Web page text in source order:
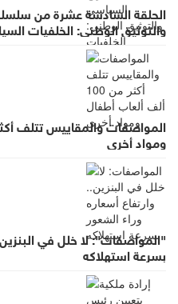
الحلقة السادسة عشرة من
والتوثيق الوطني: الخلفيات
في عهد الملك الحسين بن طلال (١٩٥٣- ١٩٩٩)"
ومواد أخرى
"المواصفات": لا خلل في
بسرعة استهلاكه